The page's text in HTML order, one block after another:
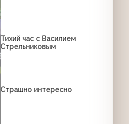
Тихий час с Василием
Стрельниковым
Страшно интересно